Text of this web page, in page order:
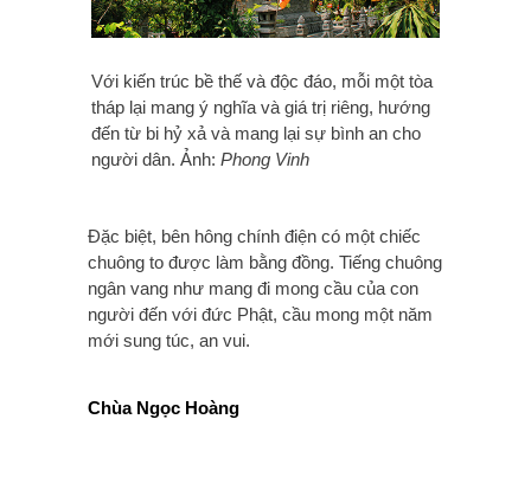
Với kiến trúc bề thế và độc đáo, mỗi một tòa
tháp lại mang ý nghĩa và giá trị riêng, hướng
đến từ bi hỷ xả và mang lại sự bình an cho
người dân. Ảnh: Phong Vinh
Đặc biệt, bên hông chính điện có một chiếc
chuông to được làm bằng đồng. Tiếng chuông
ngân vang như mang đi mong cầu của con
người đến với đức Phật, cầu mong một năm
mới sung túc, an vui.
Chùa Ngọc Hoàng